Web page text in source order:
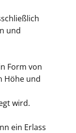
und
Form von
Höhe und
wird.
ein Erlass